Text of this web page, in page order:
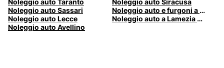
Noleggio auto Taranto
Noleggio auto Siracusa
Noleggio auto Sassari
Noleggio auto e furgoni a Pescara
Noleggio auto Lecce
Noleggio auto a Lamezia Terme, Italia
Noleggio auto Avellino